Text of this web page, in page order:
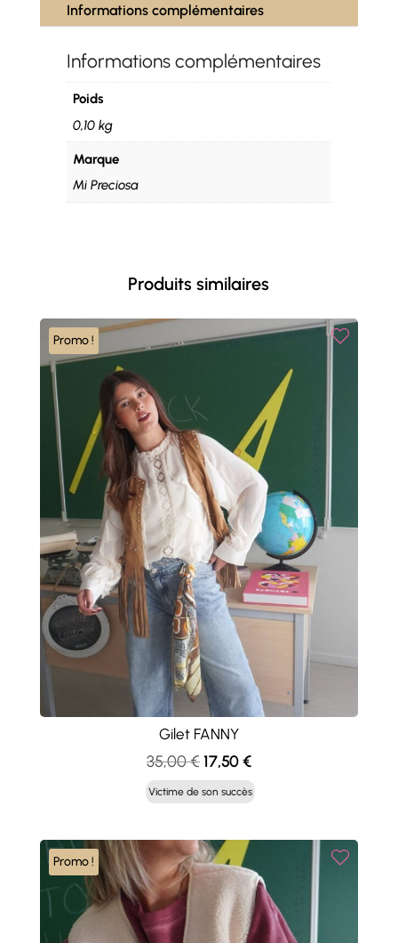
Informations complémentaires
Informations complémentaires
Poids
0,10 kg
Marque
Mi Preciosa
Produits similaires
Promo !
Gilet FANNY
35,00€ Le
prix
initial
35,00 €.
17,50€Le
prix
actuel
Victime de son succès
Promo !